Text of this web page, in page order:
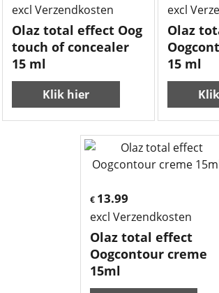
excl Verzendkosten
Olaz total effect Oog
touch of concealer
15 ml
Klik hier
excl
Olaz
15 ml
€ 13.99
excl Verzendkosten
Olaz total effect
Oogcontour creme
15ml